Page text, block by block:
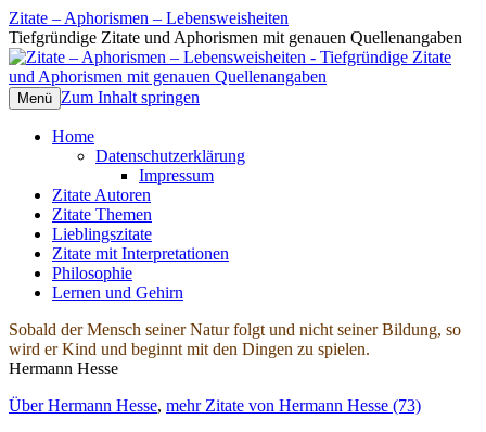
Zitate – Aphorismen – Lebensweisheiten
Tiefgründige Zitate und Aphorismen mit genauen Quellenangaben
Menü Zum Inhalt springen
Home
Datenschutzerklärung
Impressum
Zitate Autoren
Zitate Themen
Lieblingszitate
Zitate mit Interpretationen
Philosophie
Lernen und Gehirn
Sobald der Mensch seiner Natur folgt und nicht seiner Bildung, so
wird er Kind und beginnt mit den Dingen zu spielen.
Hermann Hesse
Über Hermann Hesse, mehr Zitate von Hermann Hesse (73)